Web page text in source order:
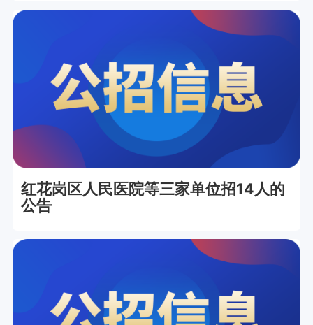
红花岗区人民医院等三家单位招14人的
公告